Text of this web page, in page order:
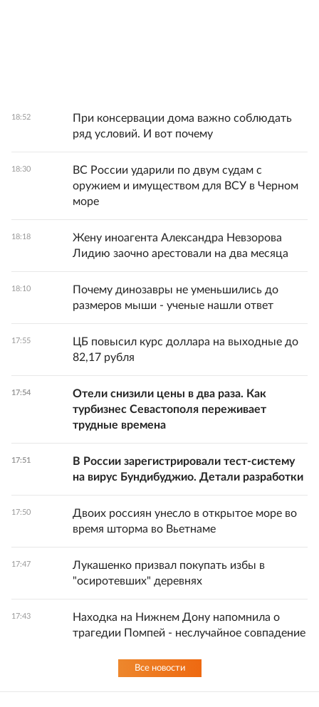
18:52
При консервации дома важно соблюдать
ряд условий. И вот почему
18:30
ВС России ударили по двум судам с
оружием и имуществом для ВСУ в Черном
море
18:18
Жену иноагента Александра Невзорова
Лидию заочно арестовали на два месяца
18:10
Почему динозавры не уменьшились до
размеров мыши - ученые нашли ответ
17:55
ЦБ повысил курс доллара на выходные до
82,17 рубля
17:54
Отели снизили цены в два раза. Как
турбизнес Севастополя переживает
трудные времена
17:51
В России зарегистрировали тест-систему
на вирус Бундибуджио. Детали разработки
17:50
Двоих россиян унесло в открытое море во
время шторма во Вьетнаме
17:47
Лукашенко призвал покупать избы в
"осиротевших" деревнях
17:43
Находка на Нижнем Дону напомнила о
трагедии Помпей - неслучайное совпадение
Все новости